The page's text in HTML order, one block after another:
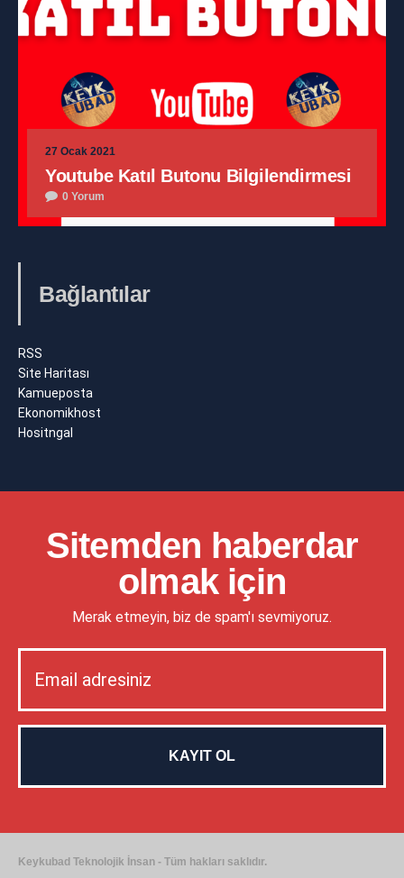
27 Ocak 2021
Youtube Katıl Butonu Bilgilendirmesi
0 Yorum
Bağlantılar
RSS
Site Haritası
Kamueposta
Ekonomikhost
Hositngal
Sitemden haberdar
olmak için
Merak etmeyin, biz de spam'ı sevmiyoruz.
Keykubad Teknolojik İnsan - Tüm hakları saklıdır.